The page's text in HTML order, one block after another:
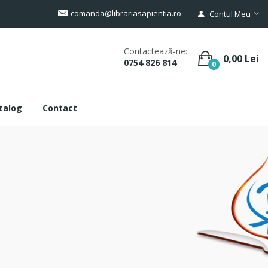
comanda@librariasapientia.ro Contul Meu
Contactează-ne:
0754 826 814
0 0,00 Lei
Contact